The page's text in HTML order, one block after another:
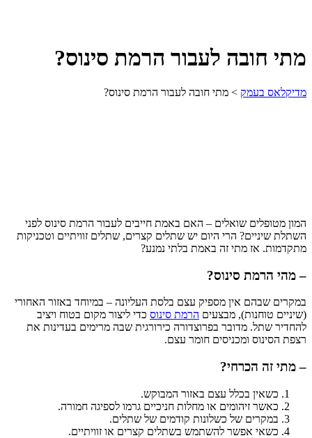
מתי חובה לעבור הרמת סינוס?
מדיקלאס בעמק > מתי חובה לעבור הרמת סינוס?
המון מטופלים שואלים – האם באמת חייבים לעבור הרמת סינוס לפני
השתלת שיניים? הרי היום יש שתלים קצרים, שתלים זוויתיים וטכניקות
מתקדמות. אז מתי זה באמת בלתי נמנע?
– מהי הרמת סינוס?
במקרים שבהם אין מספיק עצם בלסת העליונה – במיוחד באזור האחורי
(שיניים טוחנות), מבצעים הרמת סינוס כדי ליצור מקום בטוח ויציב
להחדיר שתל. מדובר בפרוצדורה כירורגית שבה מרימים בעדינות את
רצפת הסינוס ומכניסים חומר עצם.
– מתי זה הכרחי?
כשאין בכלל עצם באזור המבוקש.
כאשר זיהומים או מחלות חניכיים גרמו לספיגה חמורה.
במקרים של כשלונות קודמים של שתלים.
כשאי אפשר להשתמש בשתלים קצרים או זוויתיים.